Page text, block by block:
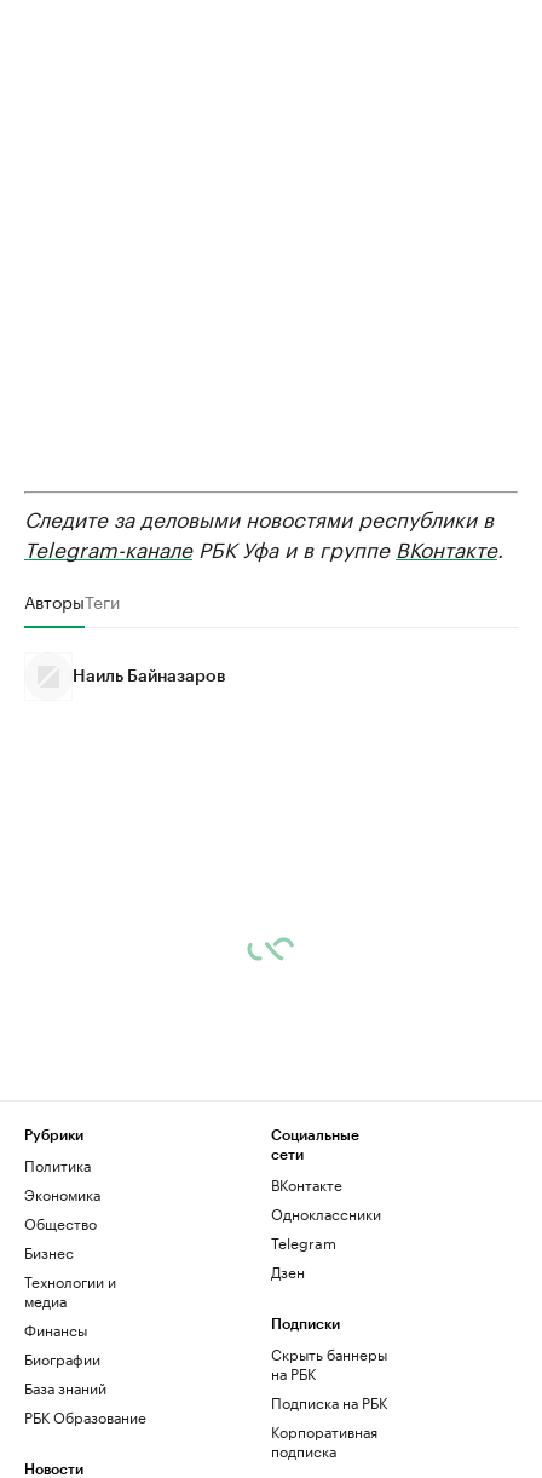
Следите за деловыми новостями республики в
Telegram-каналеРБК Уфа и в группе ВКонтакте.
АвторыТеги
Наиль Байназаров
Рубрики
Политика
Экономика
Общество
Бизнес
Технологии и
медиа
Финансы
Биографии
База знаний
РБК Образование
Новости
Социальные
сети
ВКонтакте
Одноклассники
Telegram
Дзен
Подписки
Скрыть баннеры
на РБК
Подписка на РБК
Корпоративная
подписка